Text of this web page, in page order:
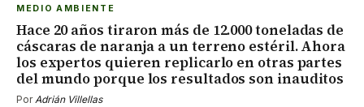
MEDIO AMBIENTE
Hace 20 años tiraron más de 12.000 toneladas de
cáscaras de naranja a un terreno estéril. Ahora
los expertos quieren replicarlo en otras partes
del mundo porque los resultados son inauditos
PorAdrián Villellas